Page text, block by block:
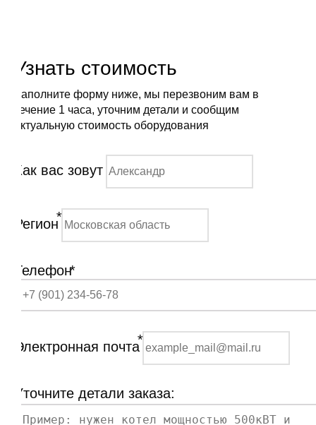
Узнать стоимость
Заполните форму ниже, мы перезвоним вам в
течение 1 часа, уточним детали и сообщим
актуальную стоимость оборудования
Как вас зовут
Регион*
Телефон*
Электронная почта*
Уточните детали заказа: